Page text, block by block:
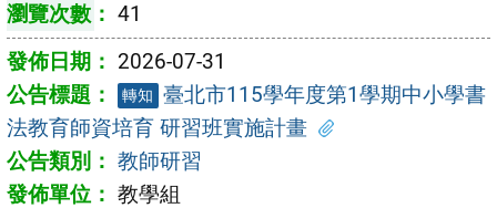
41
2026-07-31
轉知 臺北市115學年度第1學期中小學書
法教育師資培育 研習班實施計畫
教師研習
教學組